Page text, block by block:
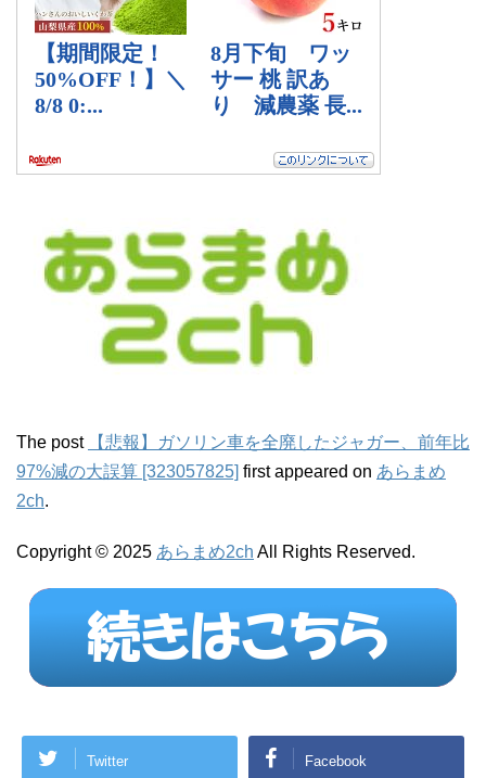
The post
【悲報】ガソリン車を全廃したジャガー、前年比
97%減の大誤算 [323057825] first appeared on あらまめ
2ch.
Copyright © 2025 あらまめ2ch All Rights Reserved.
Twitter Facebook